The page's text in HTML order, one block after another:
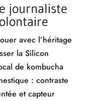
journaliste
avec l’héritage
la Silicon
de kombucha
: contraste
et capteur